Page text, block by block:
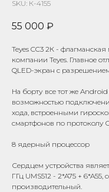
SKU: К-4155
55 000 ₽
Teyes CC3 2К -
компании Teyes. Главное
QLED-экран с
На борту все тот же
возможностью
хода, встроенными
смартфонов по протоколу
8 ядерный процессор
Сердцем устройства
ГГц UMS512 - 2*A75 +
производительный.